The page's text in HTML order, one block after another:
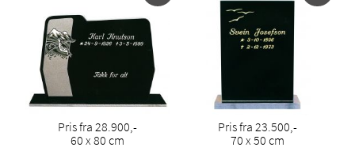
Pris fra 28.900,-
60 x 80 cm
Pris fra 23.500,-
70 x 50 cm